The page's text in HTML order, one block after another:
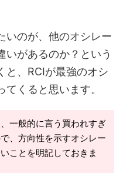
いのが、他のオシレー
いがあるのか？という
と、RCIが最強のオシ
くると思います。
一般的に言う買われすぎ
、方向性を示すオシレー
ことを明記しておきま